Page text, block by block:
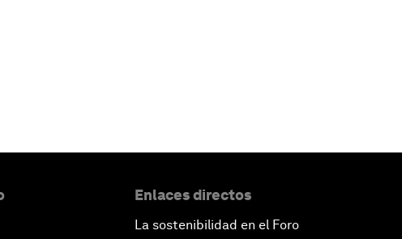
Enlaces directos
La sostenibilidad en el Foro